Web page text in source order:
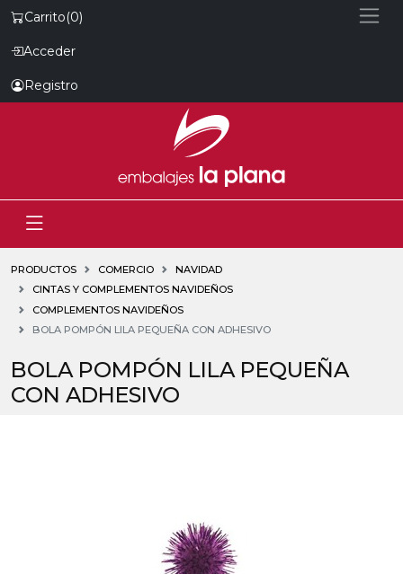
Carrito(0)
Acceder
Registro
PRODUCTOS COMERCIO
NAVIDAD
CINTAS Y COMPLEMENTOS NAVIDEÑOS
COMPLEMENTOS NAVIDEÑOS
BOLA POMPÓN LILA PEQUEÑA CON ADHESIVO
BOLA POMPÓN LILA PEQUEÑA
CON ADHESIVO